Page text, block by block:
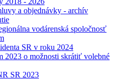
a objednávky - archív
vodárenská spoločnosť
SR v roku 2024
2023 o možnosti skrátiť volebné
SR 2023